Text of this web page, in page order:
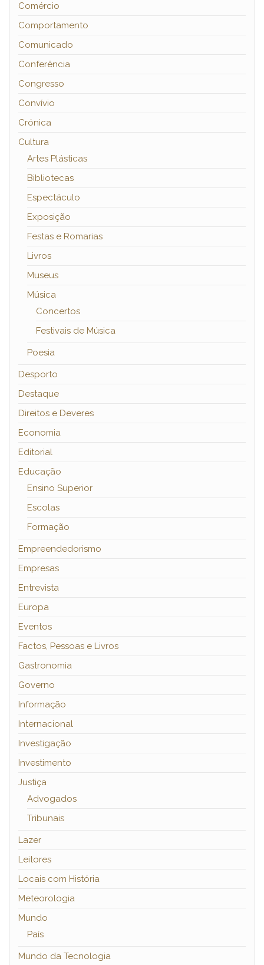
Comércio
Comportamento
Comunicado
Conferência
Congresso
Convívio
Crónica
Cultura
Artes Plásticas
Bibliotecas
Espectáculo
Exposição
Festas e Romarias
Livros
Museus
Música
Concertos
Festivais de Música
Poesia
Desporto
Destaque
Direitos e Deveres
Economia
Editorial
Educação
Ensino Superior
Escolas
Formação
Empreendedorismo
Empresas
Entrevista
Europa
Eventos
Factos, Pessoas e Livros
Gastronomia
Governo
Informação
Internacional
Investigação
Investimento
Justiça
Advogados
Tribunais
Lazer
Leitores
Locais com História
Meteorologia
Mundo
País
Mundo da Tecnologia